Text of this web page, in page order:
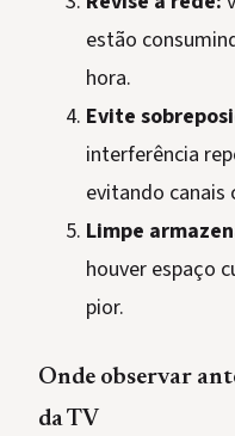
estão
hora.
Evite
interferência
evitando canais
Limpe
houver espaço
pior.
Onde observar
da TV